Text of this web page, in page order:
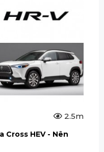
2.5m
Cross HEV - Nên